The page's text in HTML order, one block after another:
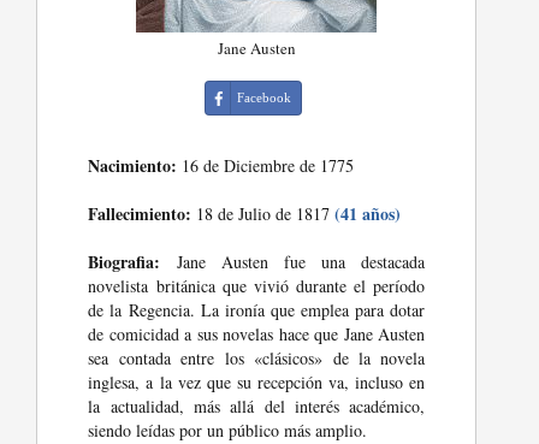
Jane Austen
Facebook
Nacimiento: 16 de Diciembre de 1775
Fallecimiento: 18 de Julio de 1817(41 años)
Biografia: Jane Austen fue una destacada
novelista británica que vivió durante el período
de la Regencia. La ironía que emplea para dotar
de comicidad a sus novelas hace que Jane Austen
sea contada entre los «clásicos» de la novela
inglesa, a la vez que su recepción va, incluso en
la actualidad, más allá del interés académico,
siendo leídas por un público más amplio.